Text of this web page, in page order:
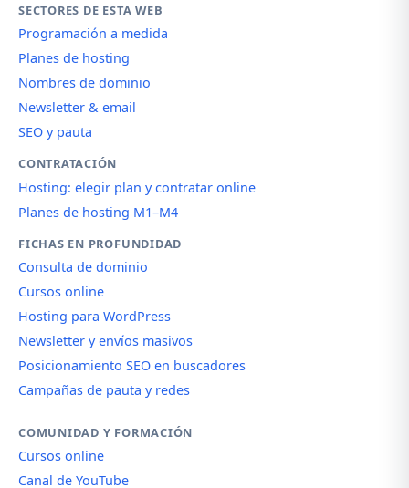
SECTORES DE ESTA WEB
Programación a medida
Planes de hosting
Nombres de dominio
Newsletter & email
SEO y pauta
CONTRATACIÓN
Hosting: elegir plan y contratar online
Planes de hosting M1–M4
FICHAS EN PROFUNDIDAD
Consulta de dominio
Cursos online
Hosting para WordPress
Newsletter y envíos masivos
Posicionamiento SEO en buscadores
Campañas de pauta y redes
COMUNIDAD Y FORMACIÓN
Cursos online
Canal de YouTube